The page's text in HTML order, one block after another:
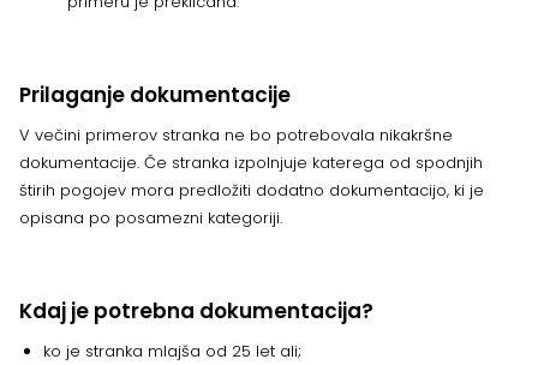
Prilaganje dokumentacije
V večini primerov stranka ne bo potrebovala nikakršne
dokumentacije. Če stranka izpolnjuje katerega od spodnjih
štirih pogojev mora predložiti dodatno dokumentacijo, ki je
opisana po posamezni kategoriji.
Kdaj je potrebna dokumentacija?
ko je stranka mlajša od 25 let ali;